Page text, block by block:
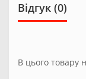
Відгук (0)
В цього товару